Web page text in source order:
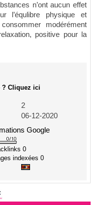
n’ont aucun effet
l’équlibre physique et
modérément
positive pour la
? Cliquez ici
2
06-12-2020
Google
0
indexées 0